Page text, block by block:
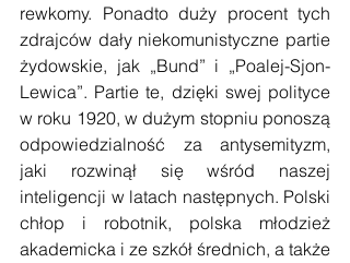
rewkomy. Ponadto duży procent tych
zdrajców dały niekomunistyczne partie
żydowskie, jak „Bund” i „Poalej-Sjon-
Lewica”. Partie te, dzięki swej polityce
w roku 1920, w dużym stopniu ponoszą
odpowiedzialność za antysemityzm,
jaki rozwinął się wśród naszej
inteligencji w latach następnych. Polski
chłop i robotnik, polska młodzież
akademicka i ze szkół średnich, a także